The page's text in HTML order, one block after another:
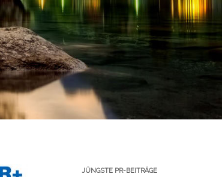
JÜNGSTE PR-BEITRÄGE